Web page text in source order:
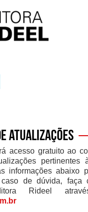
atualizações
acesso gratuito ao
pertinentes
informações abaixo
de dúvida, faça
Rideel